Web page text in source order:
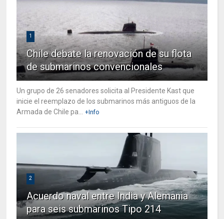
1
Chile debate la renovación de su flota
de submarinos convencionales
Un grupo de 26 senadores solicita al Presidente Kast que
inicie el reemplazo de los submarinos más antiguos de la
Armada de Chile pa...
+Info
2
Acuerdo naval entre India y Alemania
para seis submarinos Tipo 214